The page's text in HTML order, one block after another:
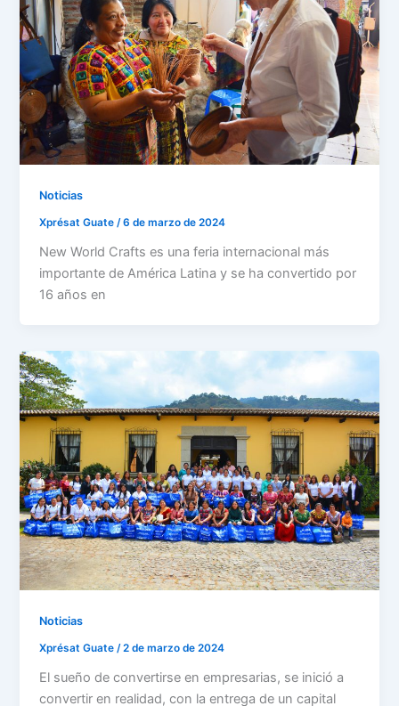
Noticias
Xprésat Guate/6 de marzo de 2024
New World Crafts es una feria internacional más
importante de América Latina y se ha convertido por
16 años en
Noticias
Xprésat Guate/2 de marzo de 2024
El sueño de convertirse en empresarias, se inició a
convertir en realidad, con la entrega de un capital